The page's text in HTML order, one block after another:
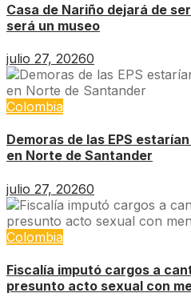
Casa de Nariño dejará de
será un museo
julio 27, 20260
Colombia
Demoras de las EPS
en Norte de Santander
julio 27, 20260
Colombia
Fiscalía imputó cargos a
presunto acto sexual con